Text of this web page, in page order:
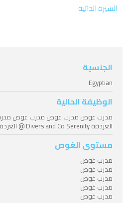
السيرة الذاتية
الجنسية
Egyptian
الوظيفة الحالية
مدرب غوص مدرب غوص مدرب غوص
الغردقة Divers and Co Serenity @ الغردقة Divers and Co Serenity
مستوى الغوص
مدرب غوص
مدرب غوص
مدرب غوص
مدرب غوص
مدرب غوص